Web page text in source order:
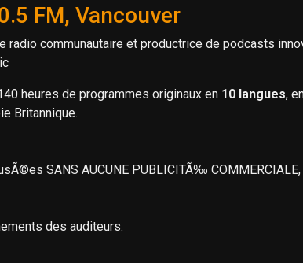
FM, Vancouver
radio communautaire et productrice de podcasts
heures de programmes originaux en 10 langues,
Britannique.
SANS AUCUNE PUBLICITÃ‰
des auditeurs.